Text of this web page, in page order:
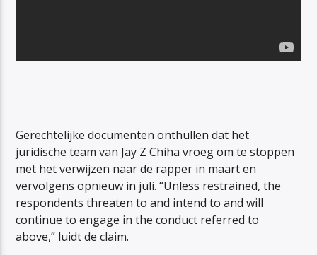
Gerechtelijke documenten onthullen dat het
juridische team van Jay Z Chiha vroeg om te stoppen
met het verwijzen naar de rapper in maart en
vervolgens opnieuw in juli. “Unless restrained, the
respondents threaten to and intend to and will
continue to engage in the conduct referred to
above,” luidt de claim.